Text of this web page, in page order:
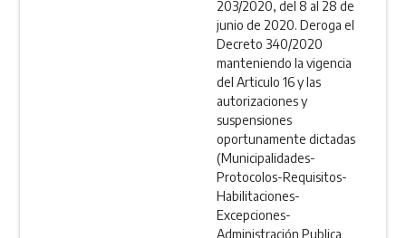
203/2020, del 8 al 28 de
junio de 2020. Deroga el
Decreto 340/2020
manteniendo la vigencia
del Articulo 16 y las
autorizaciones y
suspensiones
oportunamente dictadas
(Municipalidades-
Protocolos-Requisitos-
Habilitaciones-
Excepciones-
Administración Publica